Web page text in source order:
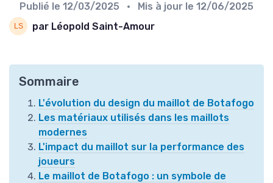
Publié le 12/03/2025 • Mis à jour le 12/06/2025
par Léopold Saint-Amour
Sommaire
L'évolution du design du maillot de Botafogo
Les matériaux utilisés dans les maillots
modernes
L'impact du maillot sur la performance des
joueurs
Le maillot de Botafogo : un symbole de